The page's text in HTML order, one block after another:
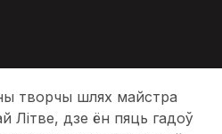
творчы шлях майстра
Літве, дзе ён пяць гадоў